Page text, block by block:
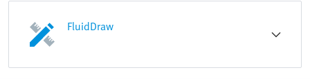
FluidDraw